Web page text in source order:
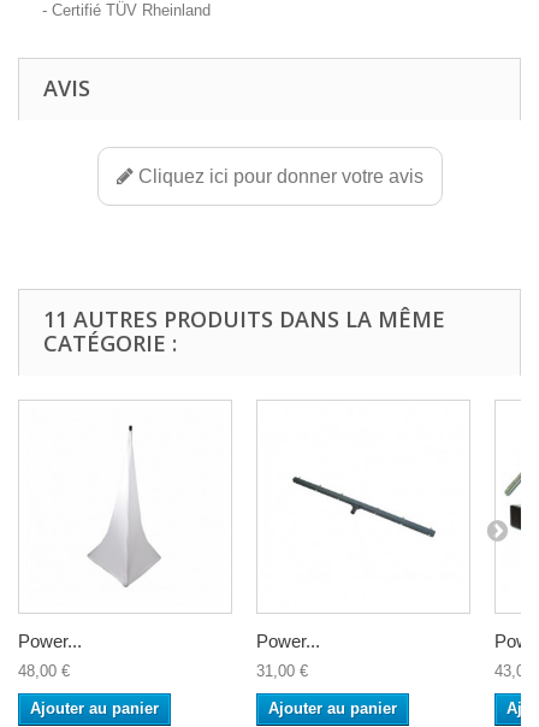
- Certifié TÜV Rheinland
AVIS
Cliquez ici pour donner votre avis
11 AUTRES PRODUITS DANS LA MÊME
CATÉGORIE :
Power...
48,00 €
Ajouter au panier
Power...
31,00 €
Ajouter au panier
43,00